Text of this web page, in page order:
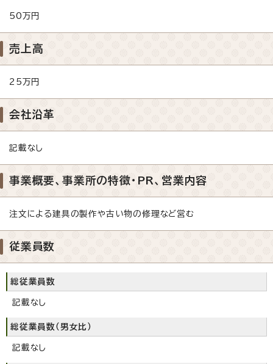
50万円
売上高
25万円
会社沿革
記載なし
事業概要、事業所の特徴・PR、営業内容
注文による建具の製作や古い物の修理など営む
従業員数
総従業員数
記載なし
総従業員数（男女比）
記載なし